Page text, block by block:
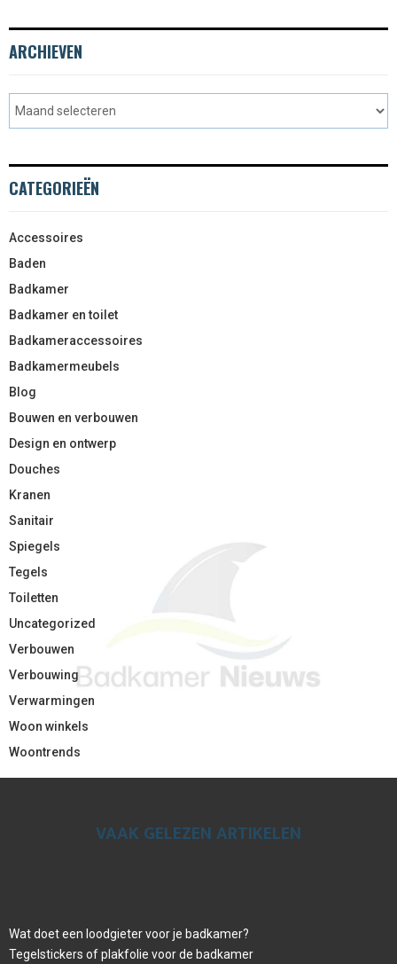
ARCHIEVEN
CATEGORIEËN
Accessoires
Baden
Badkamer
Badkamer en toilet
Badkameraccessoires
Badkamermeubels
Blog
Bouwen en verbouwen
Design en ontwerp
Douches
Kranen
Sanitair
Spiegels
Tegels
Toiletten
Uncategorized
Verbouwen
Verbouwing
Verwarmingen
Woon winkels
Woontrends
VAAK GELEZEN ARTIKELEN
Wat doet een loodgieter voor je badkamer?
Tegelstickers of plakfolie voor de badkamer